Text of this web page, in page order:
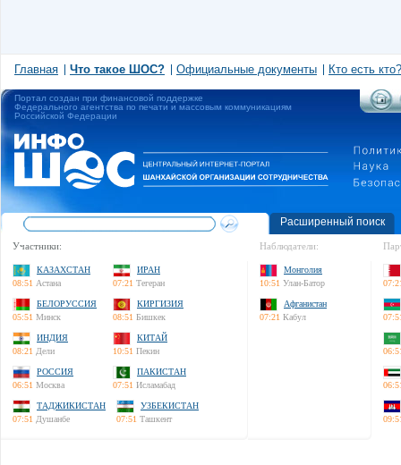
Главная Что такое ШОС? Официальные документы Кто есть кто?
Портал создан при финансовой поддержке
Федерального агентства по печати и массовым коммуникациям
Российской Федерации
Расширенный поиск
Участники:
КАЗАХСТАН
08:51 Астана
ИРАН
07:21 Тегеран
БЕЛОРУССИЯ
05:51 Минск
КИРГИЗИЯ
08:51 Бишкек
ИНДИЯ
08:21 Дели
КИТАЙ
10:51 Пекин
РОССИЯ
06:51 Москва
ПАКИСТАН
07:51 Исламабад
ТАДЖИКИСТАН
07:51 Душанбе
УЗБЕКИСТАН
07:51 Ташкент
Наблюдатели:
Монголия
10:51 Улан-Батор
Афганистан
07:21 Кабул